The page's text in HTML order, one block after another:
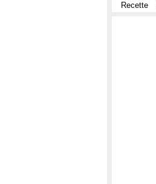
Recette